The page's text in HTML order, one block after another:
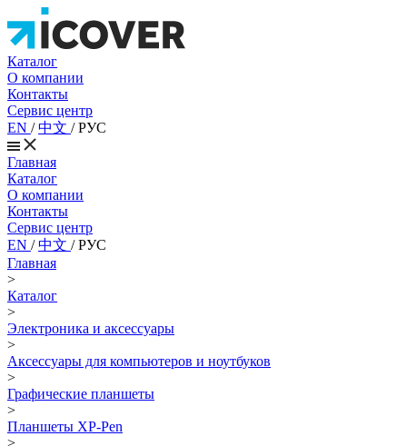
Каталог
О компании
Контакты
Сервис центр
EN /中文 /РУС
Главная
Каталог
О компании
Контакты
Сервис центр
EN /中文 /РУС
Главная
>
Каталог
>
Электроника и аксессуары
>
Аксессуары для компьютеров и ноутбуков
>
Графические планшеты
>
Планшеты XP-Pen
>